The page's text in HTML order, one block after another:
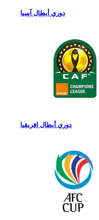
دوري أبطال آسيا
دوري أبطال افريقيا